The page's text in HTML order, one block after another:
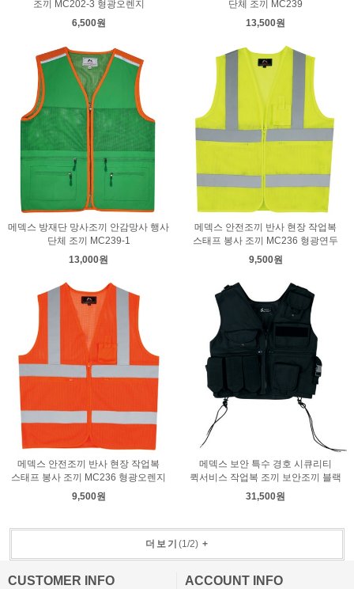
조끼 MC202-3 형광오렌지
6,500원
단체 조끼 MC239
13,500원
메덱스 방재단 망사조끼 안감망사 행사
단체 조끼 MC239-1
13,000원
메덱스 안전조끼 반사 현장 작업복
스태프 봉사 조끼 MC236 형광연두
9,500원
메덱스 안전조끼 반사 현장 작업복
스태프 봉사 조끼 MC236 형광오렌지
9,500원
메덱스 보안 특수 경호 시큐리티
퀵서비스 작업복 조끼 보안조끼 블랙
31,500원
더보기 (1/2)+
CUSTOMER INFO ACCOUNT INFO